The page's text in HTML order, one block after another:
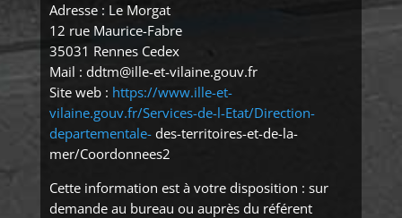
Adresse : Le Morgat
12 rue Maurice-Fabre
35031 Rennes Cedex
Mail : ddtm@ille-et-vilaine.gouv.fr
Site web : https://www.ille-et-
vilaine.gouv.fr/Services-de-l-Etat/Direction-
departementale-des-territoires-et-de-la-
mer/Coordonnees2
Cette information est à votre disposition : sur
demande au bureau ou auprès du référent